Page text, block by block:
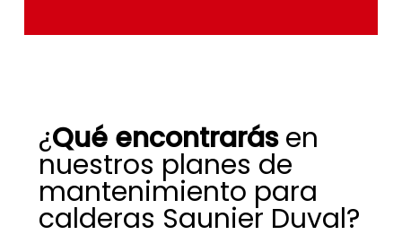
¿Qué encontrarásen
nuestros planes de
mantenimiento para
calderas Saunier Duval?